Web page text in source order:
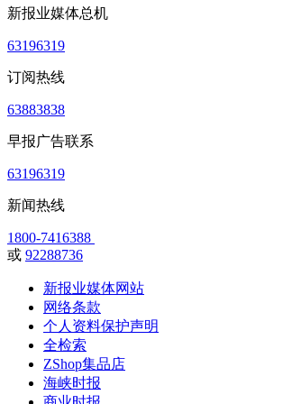
新报业媒体总机
63196319
订阅热线
63883838
早报广告联系
63196319
新闻热线
1800-7416388
或 92288736
新报业媒体网站
网络条款
个人资料保护声明
全检索
ZShop集品店
海峡时报